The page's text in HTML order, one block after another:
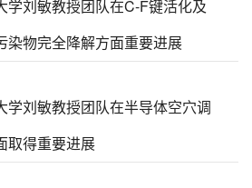
学刘敏教授团队在C-F键活化及
染物完全降解方面重要进展
学刘敏教授团队在半导体空穴调
取得重要进展